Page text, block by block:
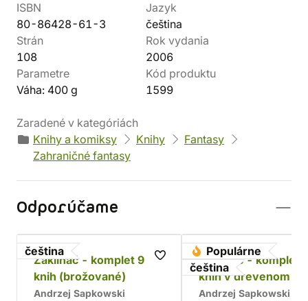
ISBN
80-86428-61-3
Jazyk
čeština
Strán
108
Rok vydania
2006
Parametre
Váha: 400 g
Kód produktu
1599
Zaradené v kategóriách
Knihy a komiksy
Knihy
Fantasy
Zahraničné fantasy
Odporúčame
čeština
Zaklínač - komplet 9
knih (brožované)
Andrzej Sapkowski
Populárne
čeština
Zaklínač - komplet
kníh v drevenom
Chrám
Andrzej Sapkowski